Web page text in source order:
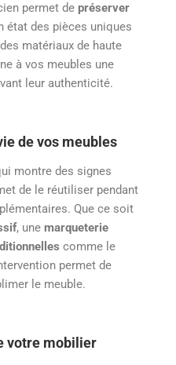
permet de préserver
état des pièces uniques
matériaux de haute
à vos meubles une
leur authenticité.
de vos meubles
montre des signes
de le réutiliser pendant
Que ce soit
, une marqueterie
comme le
permet de
le meuble.
votre mobilier